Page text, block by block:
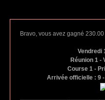
Bravo, vous avez gagné
Vendredi
Réunion 1 -
Course 1 -
Arrivée officielle : 9 -